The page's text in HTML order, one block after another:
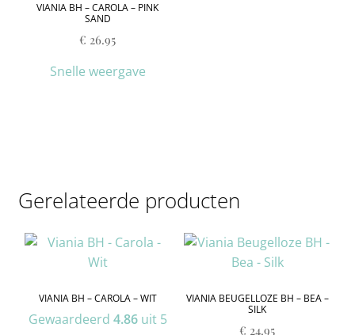
VIANIA BH – CAROLA – PINK
SAND
€ 26.95
Snelle weergave
Gerelateerde producten
VIANIA BH – CAROLA – WIT
Gewaardeerd 4.86uit 5
VIANIA BEUGELLOZE BH – BEA –
SILK
€ 24.95